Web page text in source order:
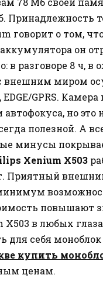
Принадлежность
говорит о том,
он
в разговоре 8 ч, в
внешним миром
GPRS. Камера
но это
полезной. А
минусы
Xenium X503
Приятный
повышают
в любых
для себя
купить
ценам.